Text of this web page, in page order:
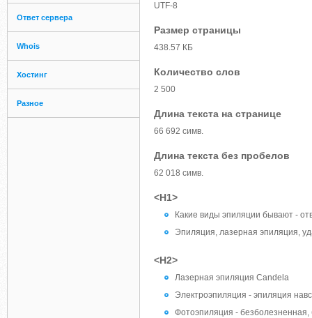
Ответ сервера
Whois
Хостинг
Разное
UTF-8
Размер страницы
438.57 КБ
Количество слов
2 500
Длина текста на странице
66 692 симв.
Длина текста без пробелов
62 018 симв.
<H1>
Какие виды эпиляции бывают -
Эпиляция, лазерная эпиляция,
<H2>
Лазерная эпиляция Candela
Электроэпиляция - эпиляция
Фотоэпиляция -